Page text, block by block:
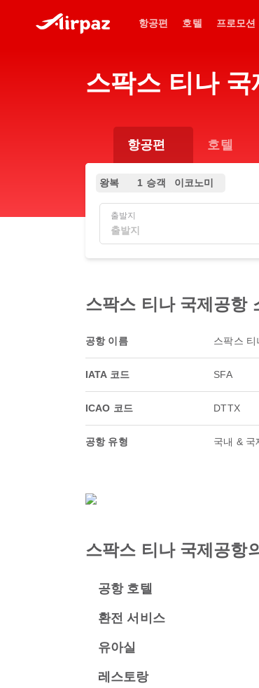
항공편 호텔 프로모션
스팍스 티나
항공편 호텔
왕복 1 승객 이코노미
출발지
스팍스 티나 국제공항
공항 이름 스팍스
IATA 코드 SFA
ICAO 코드 DTTX
공항 유형 국내 & 국
스팍스 티나 국제공항
공항 호텔
환전 서비스
유아실
레스토랑